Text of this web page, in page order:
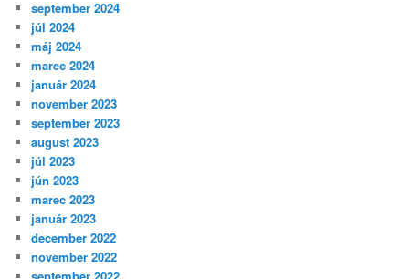
september 2024
júl 2024
máj 2024
marec 2024
január 2024
november 2023
september 2023
august 2023
júl 2023
jún 2023
marec 2023
január 2023
december 2022
november 2022
september 2022